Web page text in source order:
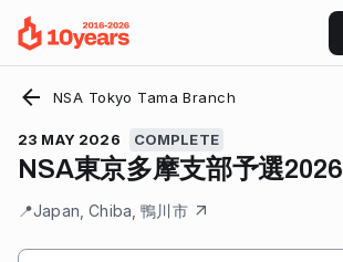
NSA Tokyo Tama Branch
23 MAY 2026 COMPLETE
NSA東京多摩支部予選2026
📍Japan, Chiba, 鴨川市